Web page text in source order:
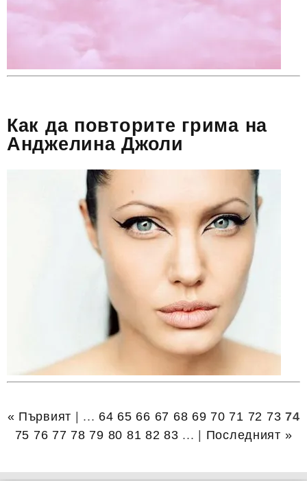
Как да повторите грима на
Анджелина Джоли
« Първият | ... 64 65 66 67 68 69 70 71 72 73 74
75 76 77 78 79 80 81 82 83 ... | Последният »